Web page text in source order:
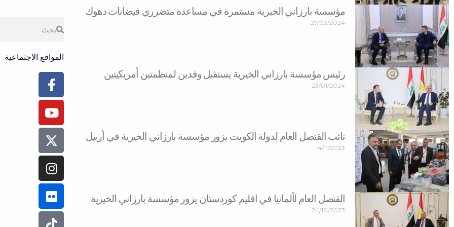
مؤسسة بارزاني الخيرية مستمرة في مساعدة متضرري فيضانات دهوك
27/03/2024
رئيس مؤسسة بارزاني الخيرية يستقبل وفدين لمنظمتين أمريكيتين
23/01/2024
نائب القنصل العام لدولة الكويت يزور مؤسسة بارزاني الخيرية في أربيل
14/11/2023
القنصل العام لألمانیا في اقليم كوردستان يزور مؤسسة بارزاني الخيرية
24/10/2023
المواقع الاجتماعية
f
Youtube
Flickr
Tiktok